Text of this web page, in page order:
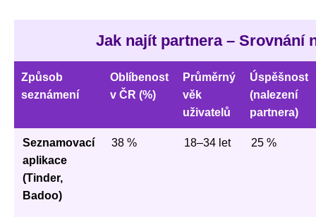
Jak najít partnera – Srovnání
Způsob
seznámení
Oblíbenost
v ČR (%)
Průměrný
věk
uživatelů
Úspěšnost
(nalezení
partnera)
Seznamovací
aplikace
(Tinder,
Badoo)
38 % 18–34 let 25 %